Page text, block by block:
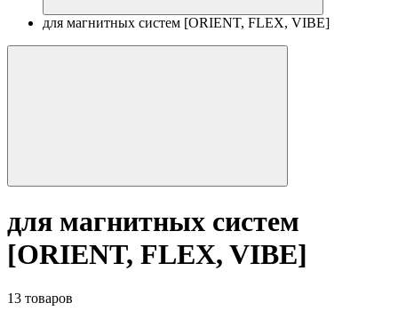
для магнитных систем [ORIENT, FLEX, VIBE]
для магнитных систем
[ORIENT, FLEX, VIBE]
13 товаров